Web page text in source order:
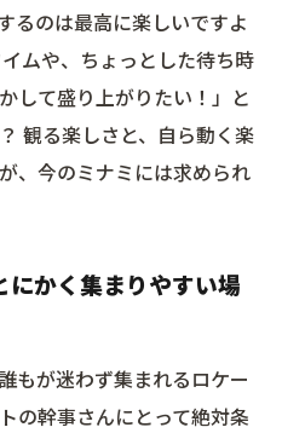
るのは最高に楽しいですよ
ムや、ちょっとした待ち時
して盛り上がりたい！」と
観る楽しさと、自ら動く楽
、今のミナミには求められ
にかく集まりやすい場
もが迷わず集まれるロケー
の幹事さんにとって絶対条